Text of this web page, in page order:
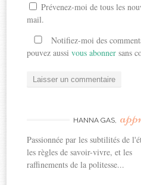
Prévenez-moi de tous les
mail.
Notifiez-moi des
pouvez aussivous abonner sans
HANNA GAS,
Passionnée par les subtilités de
les règles de savoir-vivre, et les
raffinements de la politesse...